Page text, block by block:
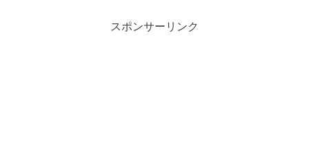
スポンサーリンク